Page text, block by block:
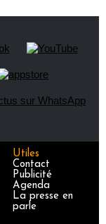
Utiles
Contact
Publicité
Agenda
La presse en
parle